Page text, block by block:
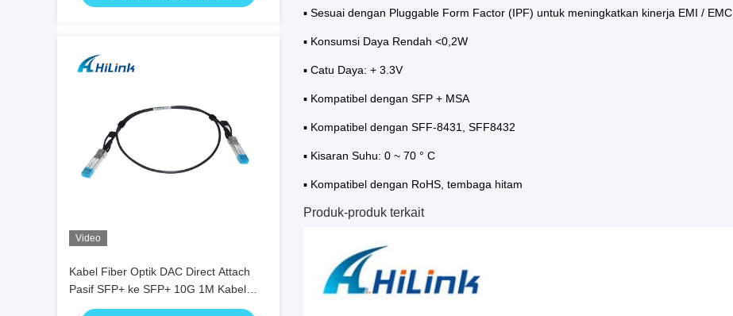
Video
Kabel Fiber Optik DAC Direct Attach
Pasif SFP+ ke SFP+ 10G 1M Kabel
DAC 10G
▪ Sesuai dengan Pluggable Form Factor (IPF) untuk meningkatkan kinerja EMI / EMC
▪ Konsumsi Daya Rendah <0,2W
▪ Catu Daya: + 3.3V
▪ Kompatibel dengan SFP + MSA
▪ Kompatibel dengan SFF-8431, SFF8432
▪ Kisaran Suhu: 0 ~ 70 ° C
▪ Kompatibel dengan RoHS, tembaga hitam
Produk-produk terkait